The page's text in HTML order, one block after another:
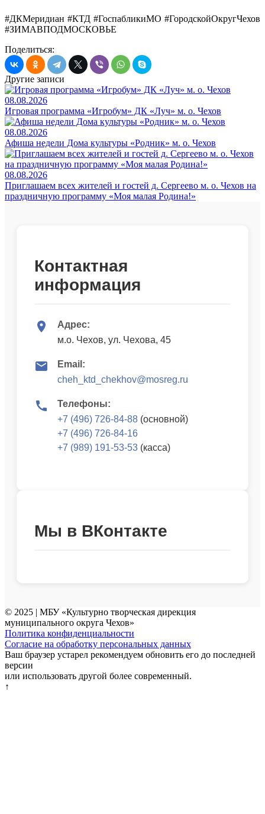
#ДКМеридиан #КТД #ГоспабликиМО #ГородскойОкругЧехов
#ЗИМАВПОДМОСКОВЬЕ
Поделиться:
Другие записи
08.08.2026
Игровая программа «Игробум» ДК «Луч» м. о. Чехов
08.08.2026
Афиша недели Дома культуры «Родник» м. о. Чехов
08.08.2026
Приглашаем всех жителей и гостей д. Сергеево м. о. Чехов на
праздничную программу «Моя малая Родина!»
Контактная
информация
Адрес:
м.о. Чехов, ул. Чехова, 45
Email:
cheh_ktd_chekhov@mosreg.ru
Телефоны:
+7 (496) 726-84-88 (основной)
+7 (496) 726-84-16
+7 (989) 191-53-53 (касса)
Мы в ВКонтакте
© 2025 | МБУ «Культурно творческая дирекция
муниципального округа Чехов»
Политика конфиденциальности
Согласие на обработку персональных данных
Ваш браузер устарел рекомендуем обновить его до последней
версии
или использовать другой более современный.
↑